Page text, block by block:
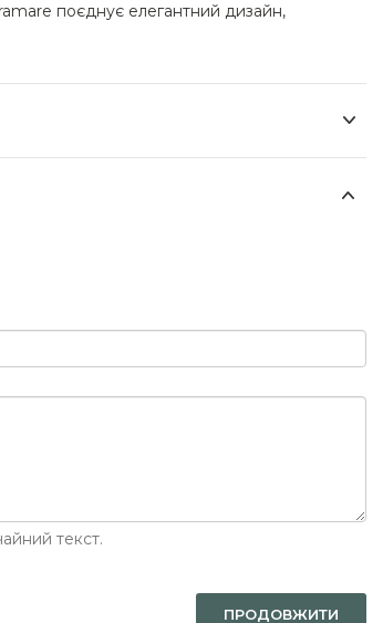
поєднує елегантний дизайн,
текст.
ПРОДОВЖИТИ